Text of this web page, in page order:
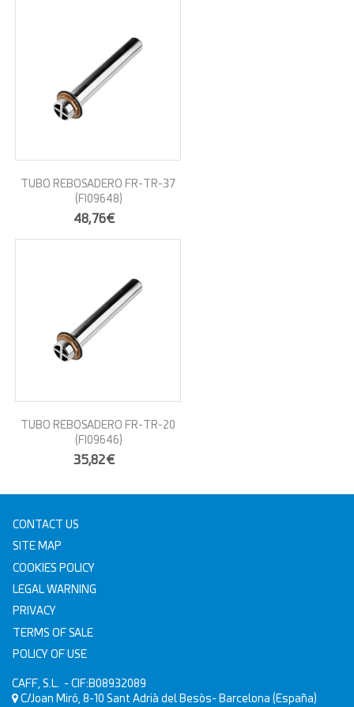
TUBO REBOSADERO FR-TR-37
(FI09648)
48,76€
TUBO REBOSADERO FR-TR-20
(FI09646)
35,82€
CONTACT US
SITE MAP
COOKIES POLICY
LEGAL WARNING
PRIVACY
TERMS OF SALE
POLICY OF USE
CAFF, S.L. - CIF:B08932089
C/Joan Miró, 8-10 Sant Adrià del Besòs- Barcelona (España)